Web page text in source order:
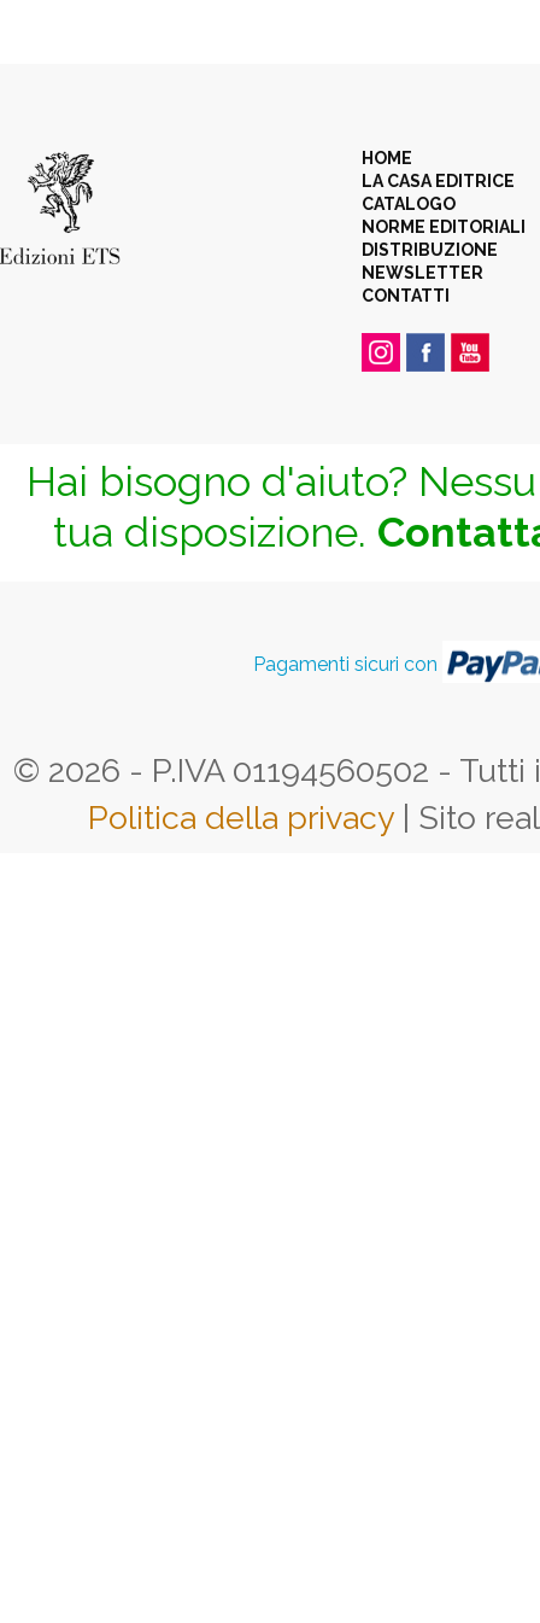
HOME
LA CASA EDITRICE
CATALOGO
NORME EDITORIALI
DISTRIBUZIONE
NEWSLETTER
CONTATTI
Hai bisogno d'aiuto?
tua disposizione.
Pagamenti sicuri con
© 2026 - P.IVA 01194560502 -
Politica della privacy | Sito